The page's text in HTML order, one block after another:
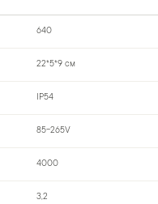
640
22*5*9 см
IP54
85-265V
4000
3,2